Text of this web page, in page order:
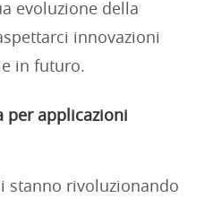
evoluzione della
innovazioni
in futuro.
per applicazioni
stanno rivoluzionando